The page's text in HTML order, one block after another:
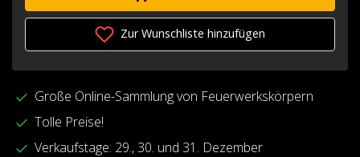
Zur Wunschliste hinzufügen
Große Online-Sammlung von Feuerwerkskörpern
Tolle Preise!
Verkaufstage: 29., 30. und 31. Dezember